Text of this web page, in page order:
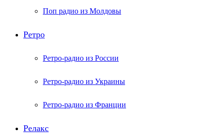
Поп радио из Молдовы
Ретро
Ретро-радио из России
Ретро-радио из Украины
Ретро-радио из Франции
Релакс